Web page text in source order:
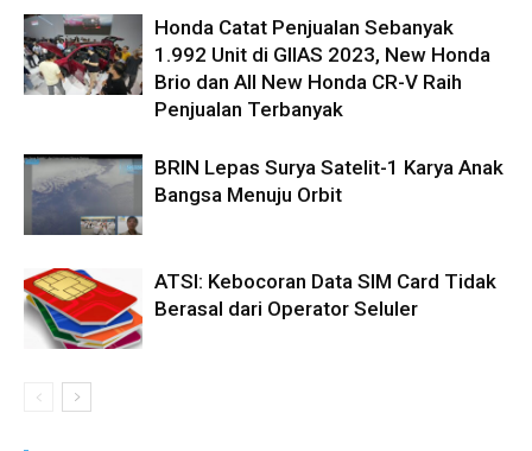
Honda Catat Penjualan Sebanyak
1.992 Unit di GIIAS 2023, New Honda
Brio dan All New Honda CR-V Raih
Penjualan Terbanyak
BRIN Lepas Surya Satelit-1 Karya Anak
Bangsa Menuju Orbit
ATSI: Kebocoran Data SIM Card Tidak
Berasal dari Operator Seluler